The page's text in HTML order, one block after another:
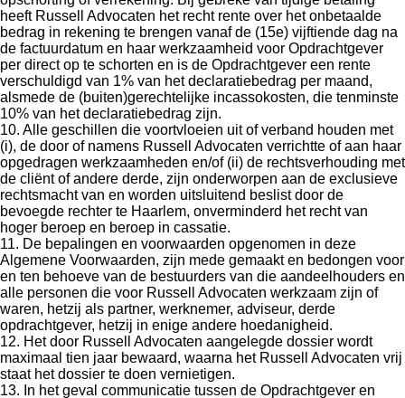
heeft Russell Advocaten het recht rente over het onbetaalde
bedrag in rekening te brengen vanaf de (15e) vijftiende dag na
de factuurdatum en haar werkzaamheid voor Opdrachtgever
per direct op te schorten en is de Opdrachtgever een rente
verschuldigd van 1% van het declaratiebedrag per maand,
alsmede de (buiten)gerechtelijke incassokosten, die tenminste
10% van het declaratiebedrag zijn.
10. Alle geschillen die voortvloeien uit of verband houden met
(i), de door of namens Russell Advocaten verrichtte of aan haar
opgedragen werkzaamheden en/of (ii) de rechtsverhouding met
de cliënt of andere derde, zijn onderworpen aan de exclusieve
rechtsmacht van en worden uitsluitend beslist door de
bevoegde rechter te Haarlem, onverminderd het recht van
hoger beroep en beroep in cassatie.
11. De bepalingen en voorwaarden opgenomen in deze
Algemene Voorwaarden, zijn mede gemaakt en bedongen voor
en ten behoeve van de bestuurders van die aandeelhouders en
alle personen die voor Russell Advocaten werkzaam zijn of
waren, hetzij als partner, werknemer, adviseur, derde
opdrachtgever, hetzij in enige andere hoedanigheid.
12. Het door Russell Advocaten aangelegde dossier wordt
maximaal tien jaar bewaard, waarna het Russell Advocaten vrij
staat het dossier te doen vernietigen.
13. In het geval communicatie tussen de Opdrachtgever en